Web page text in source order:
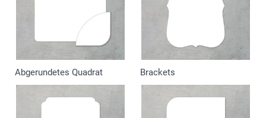
Abgerundetes Quadrat Brackets